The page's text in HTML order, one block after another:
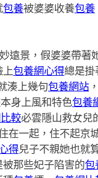
包養被婆婆收養包養
妙遠景，假婆婆帶著
上包養網心得總是掛
湊上幾句包養網站
身上風和特色包養
較必雲隱山救女兒
在一起，住不起京
得兒子不親她也就
那些妃子陷害的包